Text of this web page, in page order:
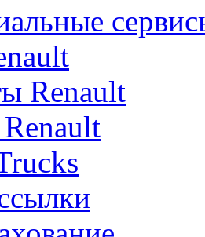
Renault